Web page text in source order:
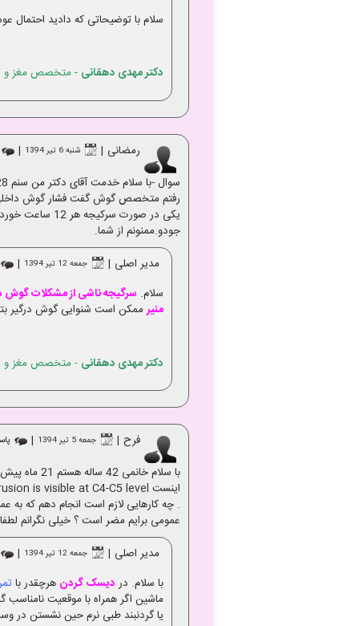
سلام با توضیحاتی که دادید احتمال
دکتر مهدی دهقانی - متخصص مغز و
رمضانی | شنبه 6 تير 1394 |
یکی در صورت
جودو.ممنونم از شما.
مدیر اصلی | جمعه 12 تير 1394 |
سلام. سرگیجه ناشی از مشکلات گوش
منیرممکن است شنوایی گوش درگیر
دکتر مهدی دهقانی - متخصص مغز و
فرح | جمعه 5 تير 1394 |
عمومی برایم مضر است ؟ خیلی نگرانم لطفا
مدیر اصلی | جمعه 12 تير 1394 |
با سلام. در دیسک گردن هرچقدر با
ماشین اگر همراه با موقعیت
یا گردنبند طبی نرم حین نشستن در